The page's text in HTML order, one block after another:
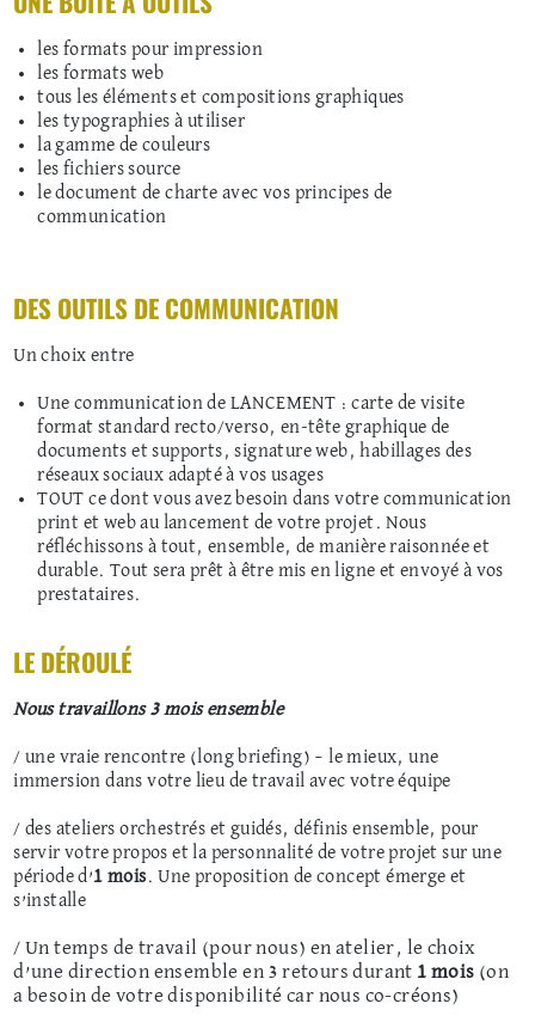
les formats pour impression
les formats web
tous les éléments et compositions graphiques
les typographies à utiliser
la gamme de couleurs
les fichiers source
le document de charte avec vos principes de
communication
DES OUTILS DE COMMUNICATION
Un choix entre
Une communication de LANCEMENT : carte de visite
format standard recto/verso, en-tête graphique de
documents et supports, signature web, habillages des
réseaux sociaux adapté à vos usages
TOUT ce dont vous avez besoin dans votre communication
print et web au lancement de votre projet. Nous
réfléchissons à tout, ensemble, de manière raisonnée et
durable. Tout sera prêt à être mis en ligne et envoyé à vos
prestataires.
LE DÉROULÉ
Nous travaillons 3 mois ensemble
/ une vraie rencontre (long briefing) – le mieux, une
immersion dans votre lieu de travail avec votre équipe
/ des ateliers orchestrés et guidés, définis ensemble, pour
servir votre propos et la personnalité de votre projet sur une
période d’1 mois. Une proposition de concept émerge et
s’installe
/ Un temps de travail (pour nous) en atelier, le choix
d’une direction ensemble en 3 retours durant 1 mois (on
a besoin de votre disponibilité car nous co-créons)